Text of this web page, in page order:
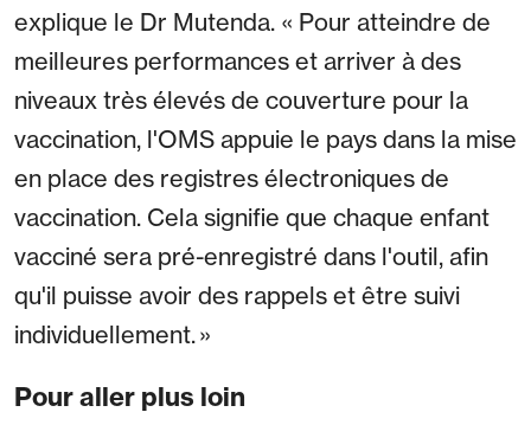
explique le Dr Mutenda. « Pour atteindre de
meilleures performances et arriver à des
niveaux très élevés de couverture pour la
vaccination, l'OMS appuie le pays dans la mise
en place des registres électroniques de
vaccination. Cela signifie que chaque enfant
vacciné sera pré-enregistré dans l'outil, afin
qu'il puisse avoir des rappels et être suivi
individuellement. »
Pour aller plus loin